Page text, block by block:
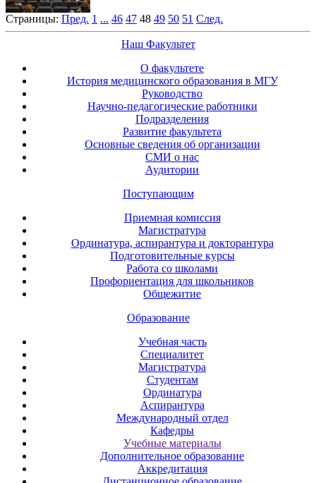
Страницы: Пред. 1 ... 46 47 48 49 50 51 След.
Наш Факультет
О факультете
История медицинского образования в МГУ
Руководство
Научно-педагогические работники
Подразделения
Развитие факультета
Основные сведения об организации
СМИ о нас
Аудитории
Поступающим
Приемная комиссия
Магистратура
Ординатура, аспирантура и докторантура
Подготовительные курсы
Работа со школами
Профориентация для школьников
Общежитие
Образование
Учебная часть
Специалитет
Магистратура
Студентам
Ординатура
Аспирантура
Международный отдел
Кафедры
Учебные материалы
Дополнительное образование
Аккредитация